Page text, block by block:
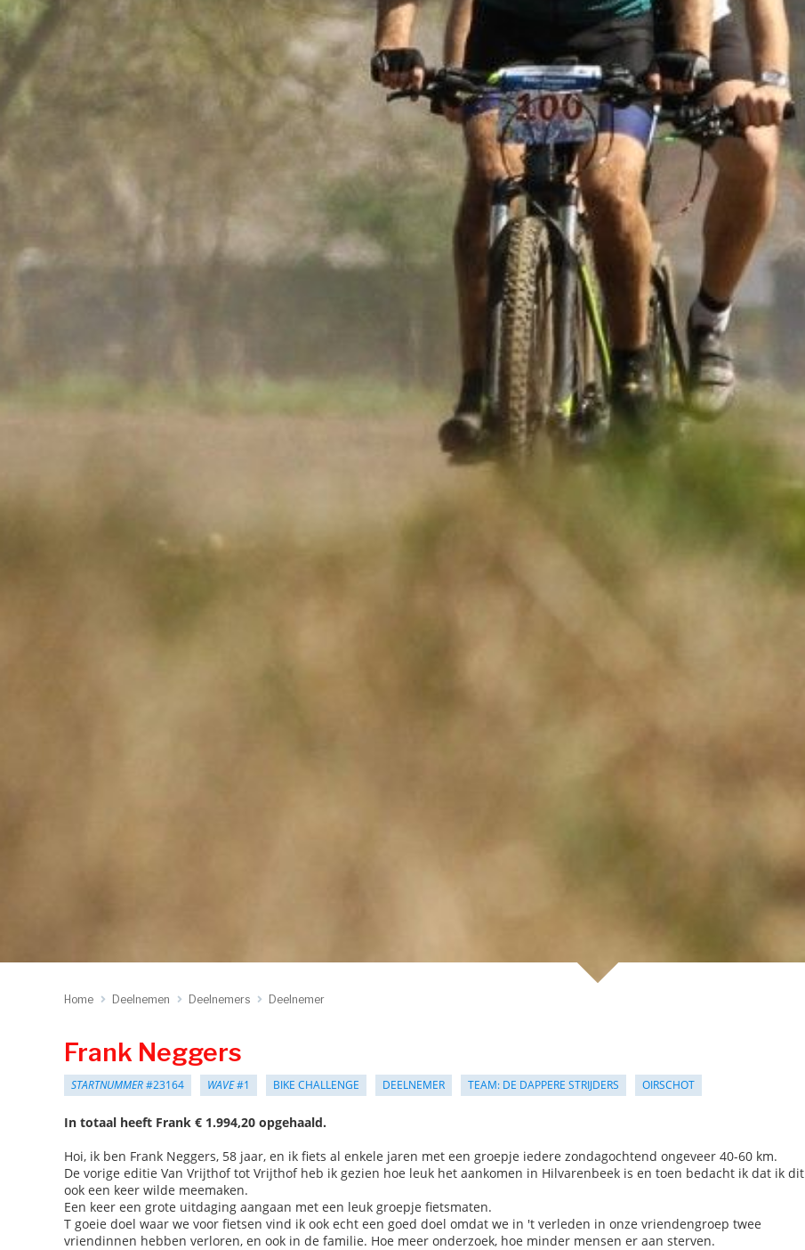
Home Deelnemen Deelnemers Deelnemer
Frank Neggers
STARTNUMMER#23164 WAVE#1 BIKE CHALLENGE DEELNEMER TEAM: DE DAPPERE STRIJDERS OIRSCHOT
In totaal heeft Frank € 1.994,20 opgehaald.
Hoi, ik ben Frank Neggers, 58 jaar, en ik fiets al enkele jaren met een groepje iedere zondagochtend ongeveer 40-60 km.
De vorige editie Van Vrijthof tot Vrijthof heb ik gezien hoe leuk het aankomen in Hilvarenbeek is en toen bedacht ik dat ik dit
ook een keer wilde meemaken.
Een keer een grote uitdaging aangaan met een leuk groepje fietsmaten.
T goeie doel waar we voor fietsen vind ik ook echt een goed doel omdat we in 't verleden in onze vriendengroep twee
vriendinnen hebben verloren, en ook in de familie. Hoe meer onderzoek, hoe minder mensen er aan sterven.